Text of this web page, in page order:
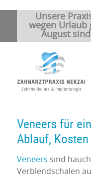
Unsere
wegen Urlaub
August
Veneers für
Ablauf,
Veneers sind
Verblendschalen